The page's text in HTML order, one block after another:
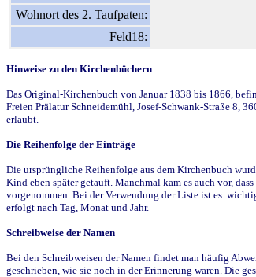
Wohnort des 2. Taufpaten:
Feld18:
Hinweise zu den Kirchenbüchern
Das Original-Kirchenbuch von Januar 1838 bis 1866,
Freien Prälatur Schneidemühl, Josef-Schwank-Straße 8,
erlaubt.
Die Reihenfolge der Einträge
Die ursprüngliche Reihenfolge aus dem Kirchenbuch
Kind eben später getauft. Manchmal kam es auch vor,
vorgenommen. Bei der Verwendung der Liste ist es
erfolgt nach Tag, Monat und Jahr.
Schreibweise der Namen
Bei den Schreibweisen der Namen findet man häufig
geschrieben, wie sie noch in der Erinnerung waren. Die